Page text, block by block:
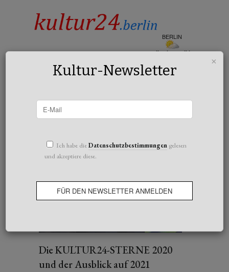
BERLIN
teilweise wolkig
Die KULTUR24-STERNE 2020
und der Ausblick auf 2021
Kultur-Newsletter
Ich habe dieDatenschutzbestimmungengelesen
und akzeptiere diese.
×